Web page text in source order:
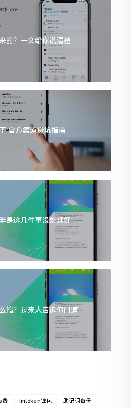
的？一文给你说清楚
官方渠道避坑指南
是这几件事没处理好
搞？过来人告诉你门道
费 Imtoken钱包 助记词备份